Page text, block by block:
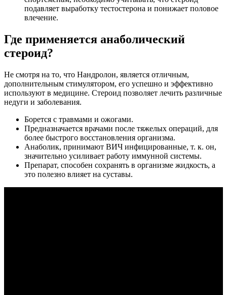
подавляет выработку тестостерона и понижает половое
влечение.
Где применяется анаболический
стероид?
Не смотря на то, что Нандролон, является отличным,
дополнительным стимулятором, его успешно и эффективно
используют в медицине. Стероид позволяет лечить различные
недуги и заболевания.
Борется с травмами и ожогами.
Предназначается врачами после тяжелых операций, для
более быстрого восстановления организма.
Анаболик, принимают ВИЧ инфицированные, т. к. он,
значительно усиливает работу иммунной системы.
Препарат, способен сохранять в организме жидкость, а
это полезно влияет на суставы.